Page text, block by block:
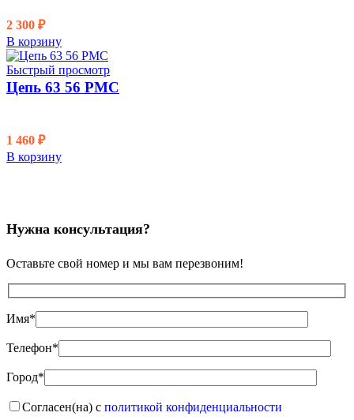
2 300 ₽
В корзину
Быстрый просмотр
Цепь 63 56 PMC
1 460 ₽
В корзину
Нужна консультация?
Оставьте свой номер и мы вам перезвоним!
Имя*
Телефон*
Город*
Согласен(на) с политикой конфиденциальности